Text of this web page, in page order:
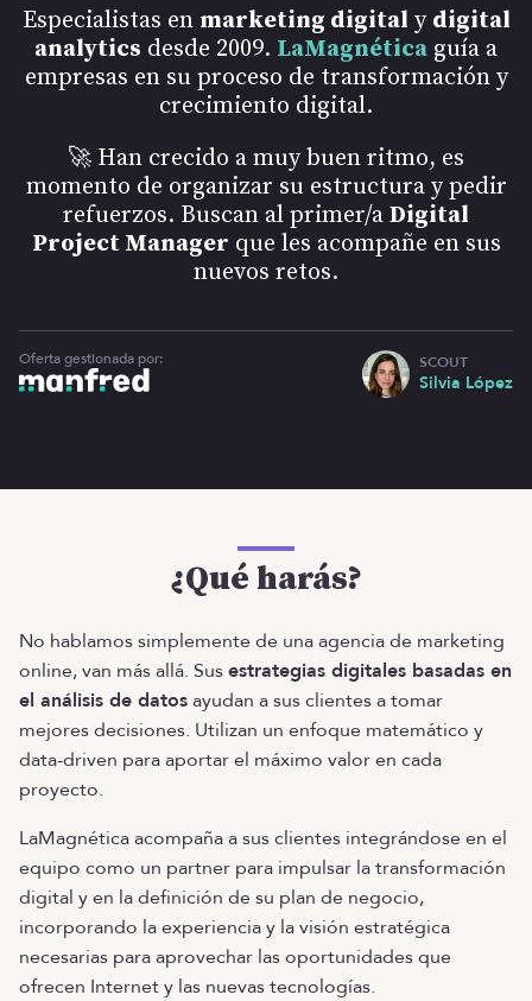
Especialistas en marketing digital y digital
analytics desde 2009. LaMagnética guía a
empresas en su proceso de transformación y
crecimiento digital.
🚀 Han crecido a muy buen ritmo, es
momento de organizar su estructura y pedir
refuerzos. Buscan al primer/a Digital
Project Manager que les acompañe en sus
nuevos retos.
Oferta gestionada por: SCOUT
Silvia López
¿Qué harás?
No hablamos simplemente de una agencia de marketing
online, van más allá. Susestrategias digitales basadas en
el análisis de datosayudan a sus clientes a tomar
mejores decisiones. Utilizan un enfoque matemático y
data-driven para aportar el máximo valor en cada
proyecto.
LaMagnética acompaña a sus clientes integrándose en el
equipo como un partner para impulsar la transformación
digital y en la definición de su plan de negocio,
incorporando la experiencia y la visión estratégica
necesarias para aprovechar las oportunidades que
ofrecen Internet y las nuevas tecnologías.